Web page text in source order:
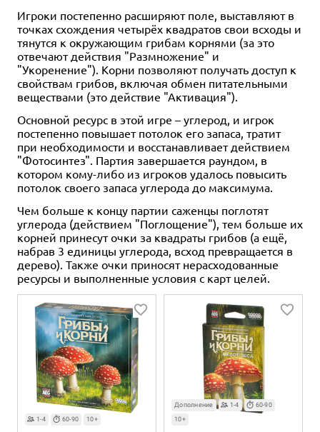
Игроки постепенно расширяют поле, выставляют в
точках схождения четырёх квадратов свои всходы и
тянутся к окружающим грибам корнями (за это
отвечают действия "Размножение" и
"Укоренение"). Корни позволяют получать доступ к
свойствам грибов, включая обмен питательными
веществами (это действие "Активация").
Основной ресурс в этой игре – углерод, и игрок
постепенно повышает потолок его запаса, тратит
при необходимости и восстанавливает действием
"Фотосинтез". Партия завершается раундом, в
котором кому-либо из игроков удалось повысить
потолок своего запаса углерода до максимума.
Чем больше к концу партии саженцы поглотят
углерода (действием "Поглощение"), тем больше их
корней принесут очки за квадраты грибов (а ещё,
набрав 3 единицы углерода, всход превращается в
дерево). Также очки приносят нерасходованные
ресурсы и выполненные условия с карт целей.
1-4 60-90 10+
Дополнение 1-4
60-90
10+